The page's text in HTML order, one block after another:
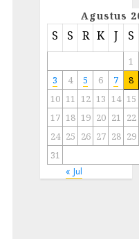
Agustus
S S R K J S
1
3
4 5 6 7
8
10 11 12 13 14 15
17 18 19 20 21 22
24 25 26 27 28 29
31
« Jul